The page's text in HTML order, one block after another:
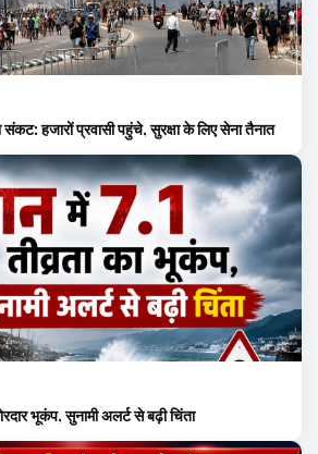
संकट: हजारों प्रवासी पहुंचे, सुरक्षा के लिए सेना तैनात
भूकंप, सुनामी अलर्ट से बढ़ी चिंता